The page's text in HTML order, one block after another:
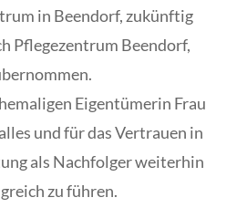
in Beendorf, zukünftig
Pflegezentrum Beendorf,
Eigentümerin Frau
und für das Vertrauen in
als Nachfolger weiterhin
zu führen.